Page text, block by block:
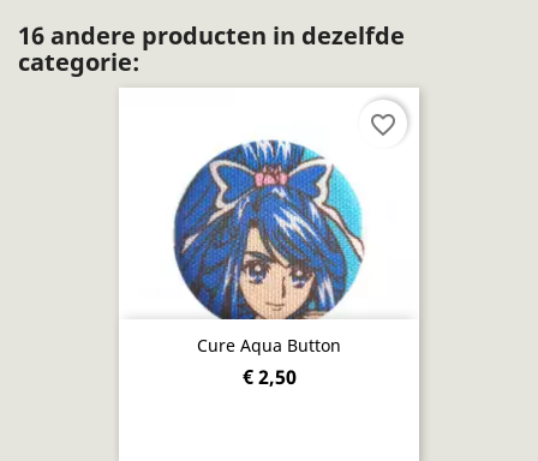
16 andere producten in dezelfde
categorie:
Cure Aqua Button
€ 2,50
favorite_border